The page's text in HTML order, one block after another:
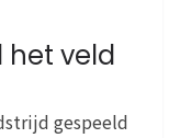
het veld
gespeeld